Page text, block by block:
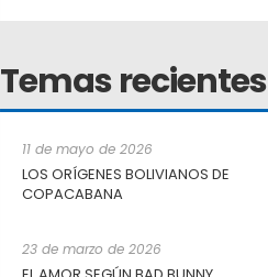
Temas recientes
11 de mayo de 2026
LOS ORÍGENES BOLIVIANOS DE
COPACABANA
23 de marzo de 2026